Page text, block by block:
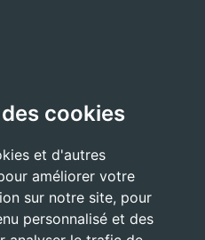
cookies
et d'autres
améliorer votre
sur notre site, pour
personnalisé et des